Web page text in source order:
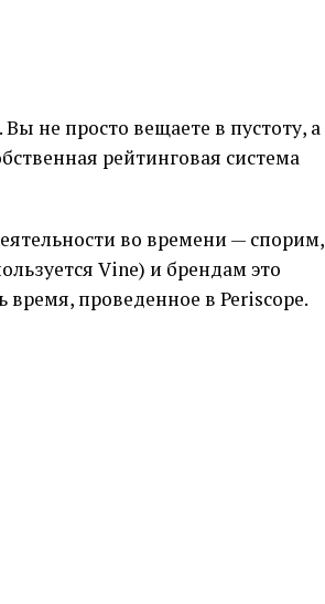
не просто вещаете в пустоту, а
рейтинговая система
во времени — спорим,
Vine) и брендам это
время, проведенное в Periscope.